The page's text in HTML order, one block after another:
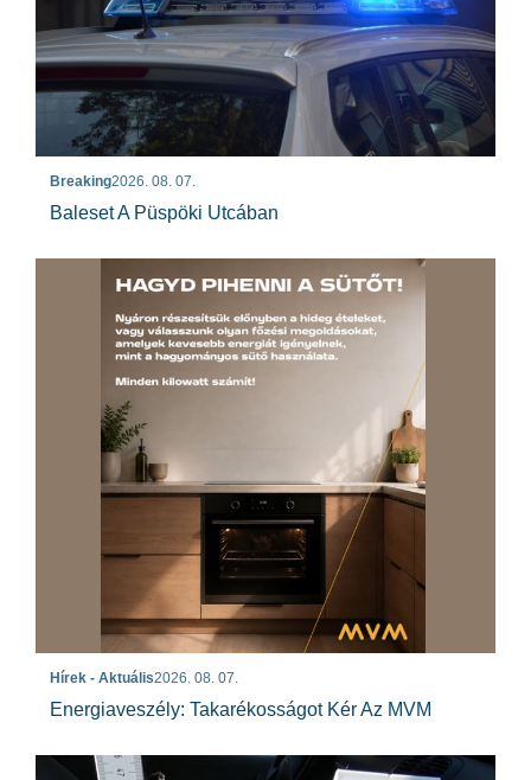
Breaking2026. 08. 07.
Baleset A Püspöki Utcában
Hírek - Aktuális2026. 08. 07.
Energiaveszély: Takarékosságot Kér Az MVM